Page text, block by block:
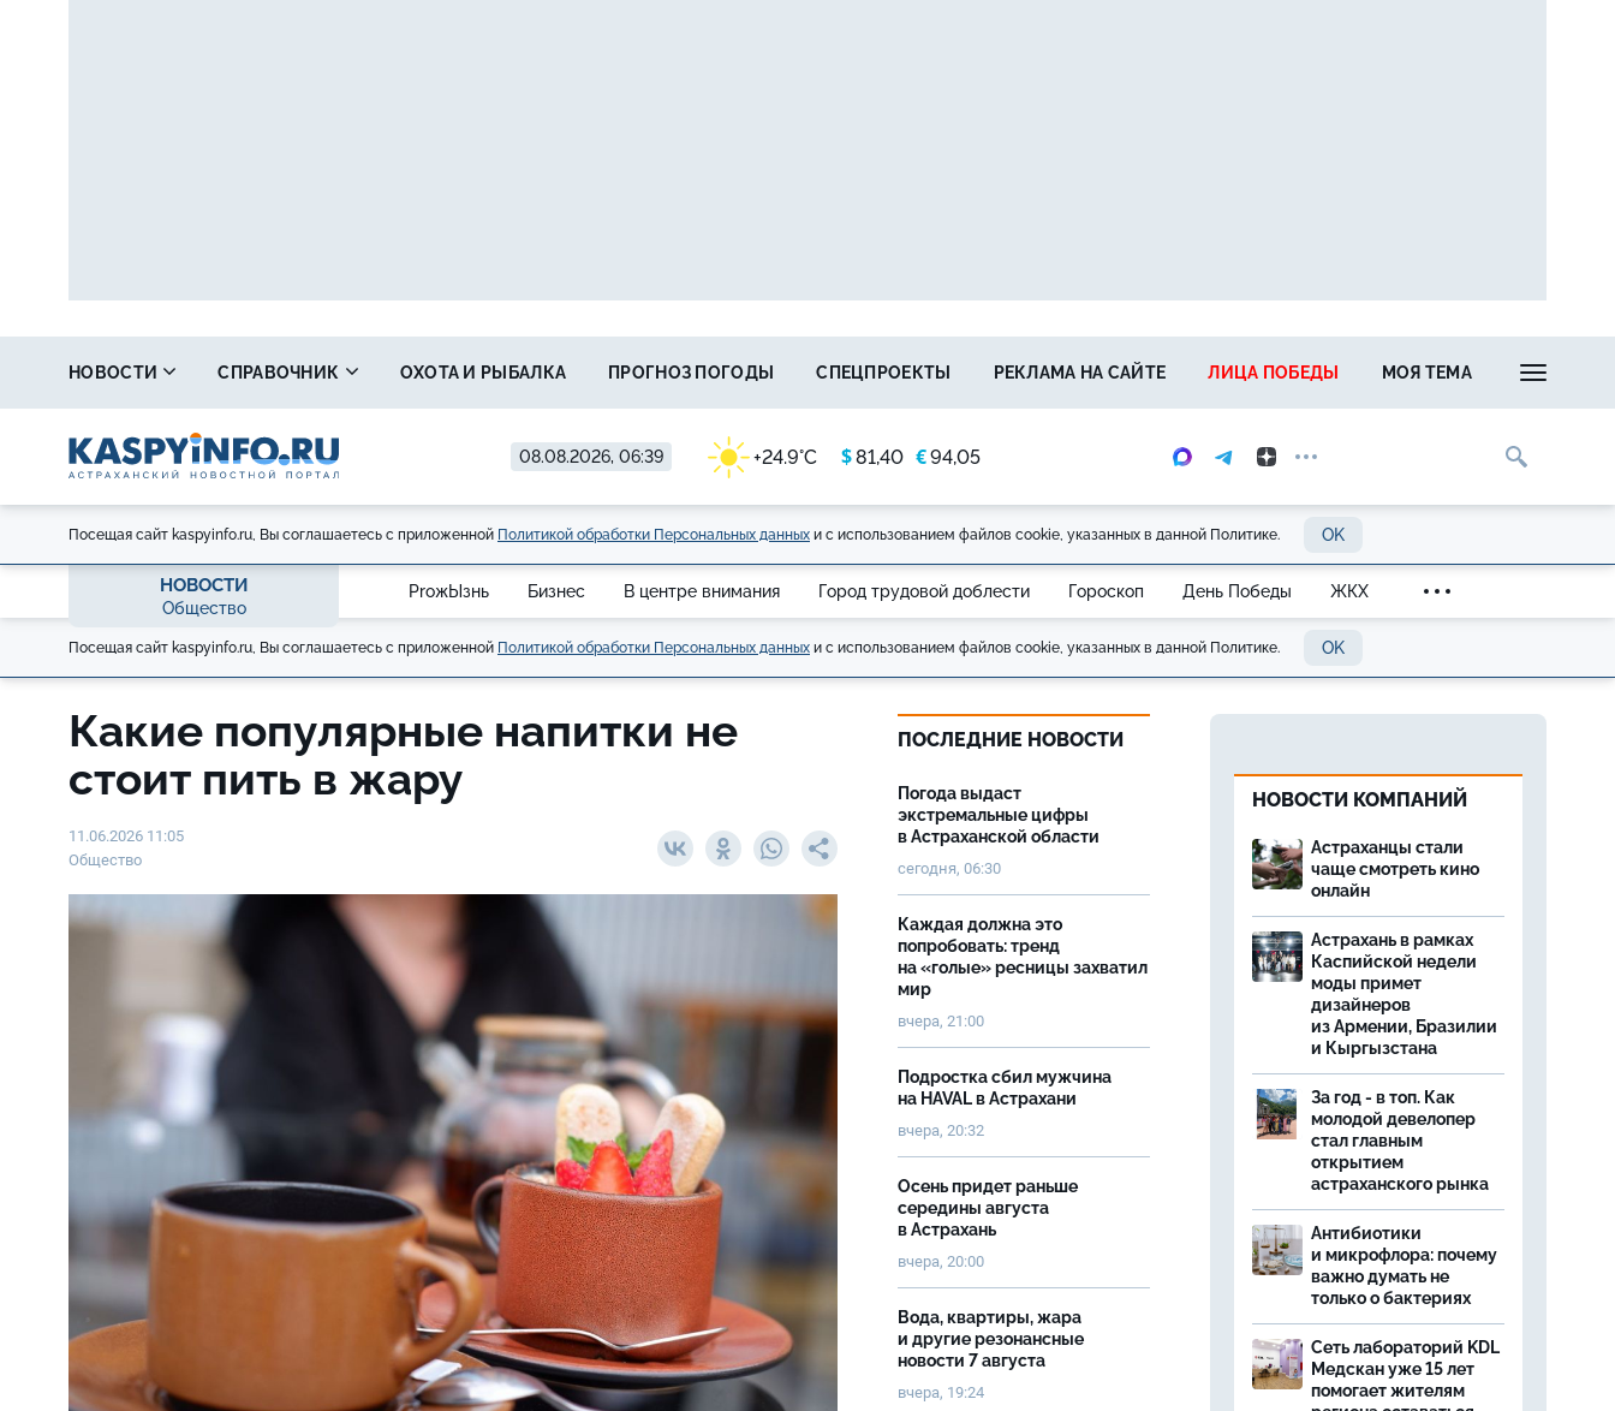
08.08.2026, 06:39 +24.9°C $81,40 €94,05
НОВОСТИ СПРАВОЧНИК ОХОТА И РЫБАЛКА ПРОГНОЗ ПОГОДЫ СПЕЦПРОЕКТЫ РЕКЛАМА НА САЙТЕ ЛИЦА ПОБЕДЫ МОЯ ТЕМА
Посещая сайт kaspyinfo.ru, Вы соглашаетесь с приложенной Политикой обработки Персональных данных и с использованием файлов cookie, указанных в данной Политике. OK
НОВОСТИ
Общество
ProжЫзнь Бизнес В центре внимания Город трудовой доблести Гороскоп День Победы ЖКХ
Посещая сайт kaspyinfo.ru, Вы соглашаетесь с приложенной Политикой обработки Персональных данных и с использованием файлов cookie, указанных в данной Политике. OK
Какие популярные напитки не
стоит пить в жару
11.06.2026 11:05
Общество
ПОСЛЕДНИЕ НОВОСТИ
Погода выдаст
экстремальные цифры
в Астраханской области
сегодня, 06:30
Каждая должна это
попробовать: тренд
на «голые» ресницы захватил
мир
вчера, 21:00
Подростка сбил мужчина
на HAVAL в Астрахани
вчера, 20:32
Осень придет раньше
середины августа
в Астрахань
вчера, 20:00
Вода, квартиры, жара
и другие резонансные
новости 7 августа
вчера, 19:24
НОВОСТИ КОМПАНИЙ
Астраханцы стали
чаще смотреть кино
онлайн
Астрахань в рамках
Каспийской недели
моды примет
дизайнеров
из Армении, Бразилии
и Кыргызстана
За год - в топ. Как
молодой девелопер
стал главным
открытием
астраханского рынка
Антибиотики
и микрофлора: почему
важно думать не
только о бактериях
Сеть лабораторий KDL
Медскан уже 15 лет
помогает жителям